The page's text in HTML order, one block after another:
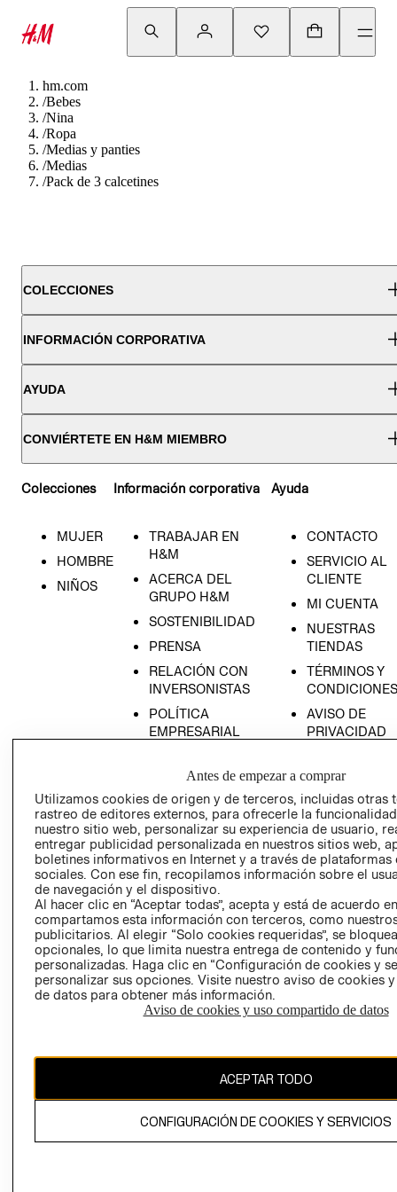
hm.com
/Bebes
/Nina
/Ropa
/Medias y panties
/Medias
/Pack de 3 calcetines
COLECCIONES
INFORMACIÓN CORPORATIVA
AYUDA
CONVIÉRTETE EN H&M MIEMBRO
Colecciones
MUJER
HOMBRE
NIÑOS
Información corporativa
TRABAJAR EN
H&M
ACERCA DEL
GRUPO H&M
SOSTENIBILIDAD
PRENSA
RELACIÓN CON
INVERSONISTAS
POLÍTICA
EMPRESARIAL
Ayuda
CONTACTO
SERVICIO AL
CLIENTE
MI CUENTA
NUESTRAS
TIENDAS
TÉRMINOS Y
CONDICIONES
AVISO DE
PRIVACIDAD
AVISO DE
COOKIES
LIBRO DE
Ecuador ($)
CAMBIAR REGIÓN
El contenido de esta página web está protegido por copyright y es
Antes de empezar a comprar
Utilizamos cookies de origen y de terceros, incluidas otras
rastreo de editores externos, para ofrecerle la
nuestro sitio web, personalizar su experiencia de usuario,
entregar publicidad personalizada en nuestros sitios web,
boletines informativos en Internet y a través de plataformas
sociales. Con ese fin, recopilamos información sobre el
de navegación y el dispositivo.
Al hacer clic en “Aceptar todas”, acepta y está de acuerdo
compartamos esta información con terceros, como
publicitarios. Al elegir “Solo cookies requeridas”, se
opcionales, lo que limita nuestra entrega de contenido y
personalizadas. Haga clic en “Configuración de cookies y
personalizar sus opciones. Visite nuestro aviso de cookies
de datos para obtener más información.
Aviso de cookies y uso compartido de datos
ACEPTAR TODO
CONFIGURACIÓN DE COOKIES Y SERVICIOS